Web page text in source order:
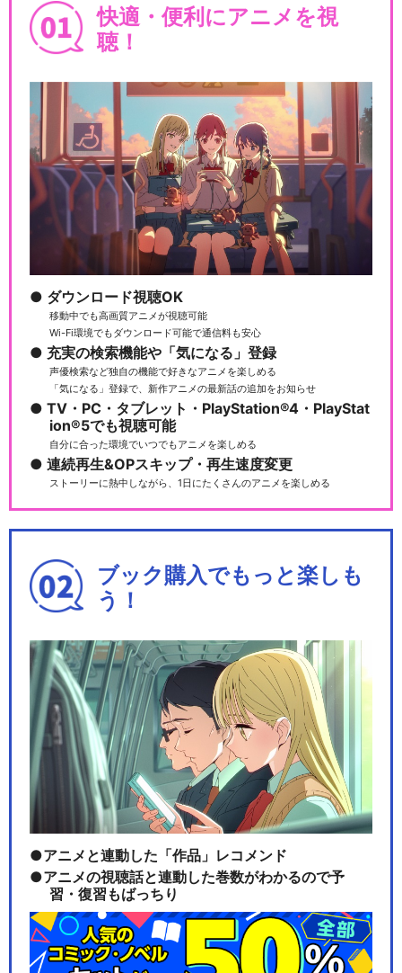
快適・便利にアニメを視
聴！
ダウンロード視聴OK
移動中でも高画質アニメが視聴可能
Wi-Fi環境でもダウンロード可能で通信料も安心
充実の検索機能や「気になる」登録
声優検索など独自の機能で好きなアニメを楽しめる
「気になる」登録で、新作アニメの最新話の追加をお知らせ
TV・PC・タブレット・PlayStation®4・PlayStat
ion®5でも視聴可能
自分に合った環境でいつでもアニメを楽しめる
連続再生&OPスキップ・再生速度変更
ストーリーに熱中しながら、1日にたくさんのアニメを楽しめる
ブック購入でもっと楽しも
う！
アニメと連動した「作品」レコメンド
アニメの視聴話と連動した巻数がわかるので予
習・復習もばっちり